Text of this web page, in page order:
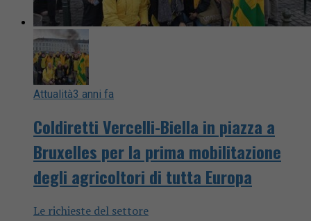
Attualità3 anni fa
Coldiretti Vercelli-Biella in piazza a
Bruxelles per la prima mobilitazione
degli agricoltori di tutta Europa
Le richieste del settore